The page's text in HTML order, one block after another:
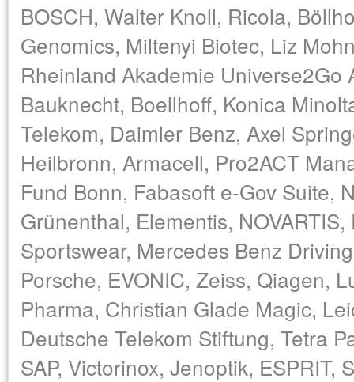
BOSCH, Walter Knoll, Ricola,
Genomics, Miltenyi Biotec, Liz
Rheinland Akademie Universe2Go
Bauknecht, Boellhoff, Konica
Telekom, Daimler Benz, Axel
Heilbronn, Armacell, Pro2ACT
Fund Bonn, Fabasoft e-Gov Suite,
Grünenthal, Elementis,
Sportswear, Mercedes Benz
Porsche, EVONIC, Zeiss, Qiagen,
Pharma, Christian Glade Magic,
Deutsche Telekom Stiftung, Tetra
SAP, Victorinox, Jenoptik, ESPRIT,